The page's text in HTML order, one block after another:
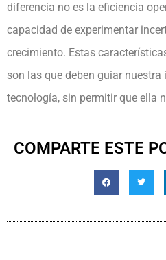
diferencia no es la eficiencia
capacidad de experimentar
crecimiento. Estas
son las que deben guiar
tecnología, sin permitir que ella
COMPARTE ESTE